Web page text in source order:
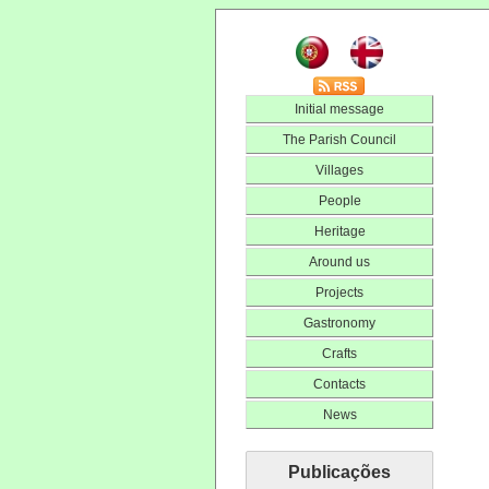
Initial message
The Parish Council
Villages
People
Heritage
Around us
Projects
Gastronomy
Crafts
Contacts
News
Publicações